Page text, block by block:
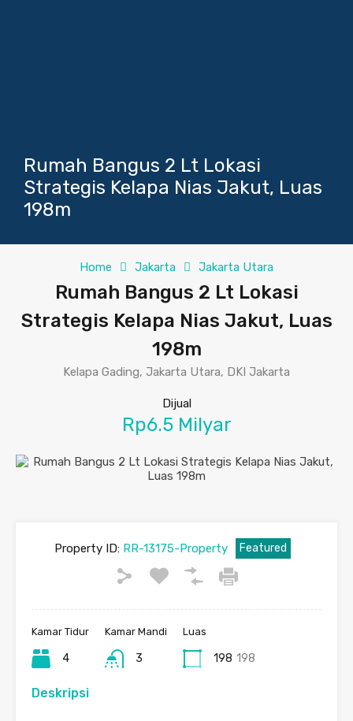
Rumah Bangus 2 Lt Lokasi
Strategis Kelapa Nias Jakut, Luas
198m
Home Jakarta Jakarta Utara
Rumah Bangus 2 Lt Lokasi
Strategis Kelapa Nias Jakut, Luas
198m
Kelapa Gading, Jakarta Utara, DKI Jakarta
Dijual
Rp6.5 Milyar
Property ID: RR-13175-Property Featured
Kamar Tidur
4
Kamar Mandi
3
Luas
198 198
Deskripsi